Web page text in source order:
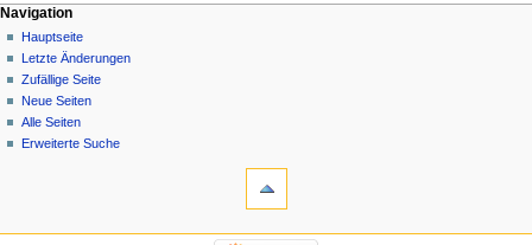
Navigation
Hauptseite
Letzte Änderungen
Zufällige Seite
Neue Seiten
Alle Seiten
Erweiterte Suche